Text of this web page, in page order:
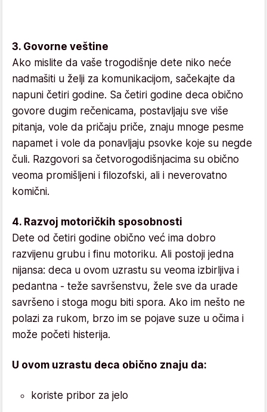
3. Govorne veštine
Ako mislite da vaše trogodišnje dete niko neće
nadmašiti u želji za komunikacijom, sačekajte da
napuni četiri godine. Sa četiri godine deca obično
govore dugim rečenicama, postavljaju sve više
pitanja, vole da pričaju priče, znaju mnoge pesme
napamet i vole da ponavljaju psovke koje su negde
čuli. Razgovori sa četvorogodišnjacima su obično
veoma promišljeni i filozofski, ali i neverovatno
komični.
4. Razvoj motoričkih sposobnosti
Dete od četiri godine obično već ima dobro
razvijenu grubu i finu motoriku. Ali postoji jedna
nijansa: deca u ovom uzrastu su veoma izbirljiva i
pedantna - teže savršenstvu, žele sve da urade
savršeno i stoga mogu biti spora. Ako im nešto ne
polazi za rukom, brzo im se pojave suze u očima i
može početi histerija.
U ovom uzrastu deca obično znaju da:
koriste pribor za jelo